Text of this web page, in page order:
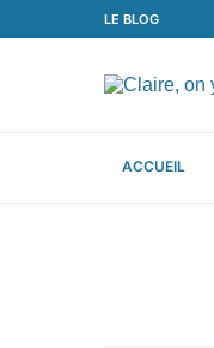
LE BLOG
ACCUEIL